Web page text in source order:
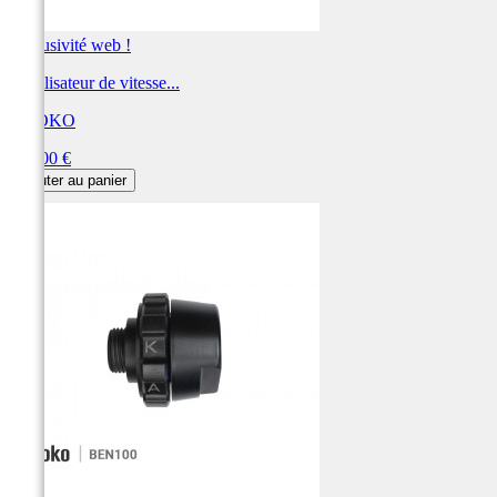
Exclusivité web !
Stabilisateur de vitesse...
KAOKO
129,00 €
Ajouter au panier